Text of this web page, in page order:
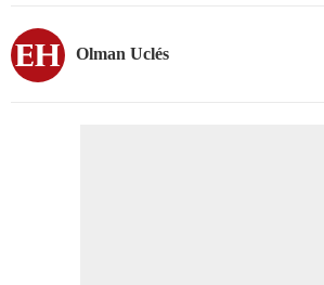
Olman Uclés